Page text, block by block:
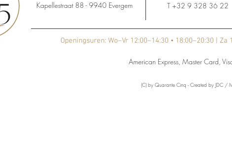
Kapellestraat 88 - 9940 Evergem
Openingsuren: Wo–Vr 12:00–14:30 • 18:00–20:30 |
American Express, Master Card,
(C) by Quarante Cinq - Created by JDC /
T +32 9 328 36 22